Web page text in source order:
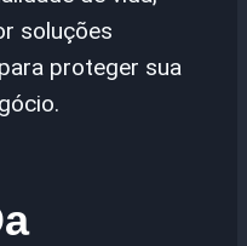
soluções
proteger sua